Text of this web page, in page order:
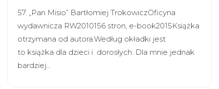
57. „Pan Misio” Bartłomiej TrokowiczOficyna
wydawnicza RW2010156 stron, e-book2015Książka
otrzymana od autora.Według okładki jest
to książka dla dzieci i dorosłych. Dla mnie jednak
bardziej…